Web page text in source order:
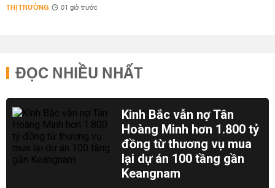
THỊ TRƯỜNG 01 giờ trước
ĐỌC NHIỀU NHẤT
Kinh Bắc vẫn nợ Tân
Hoàng Minh hơn 1.800 tỷ
đồng từ thương vụ mua
lại dự án 100 tầng gần
Keangnam